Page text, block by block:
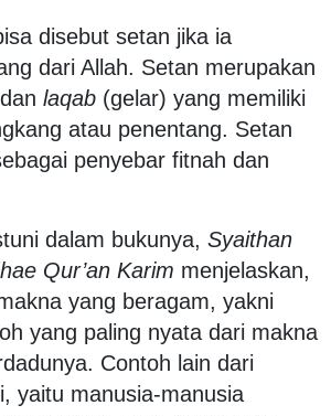
disebut setan jika ia
dari Allah. Setan merupakan
laqab (gelar) yang memiliki
atau penentang. Setan
penyebar fitnah dan
dalam bukunya, Syaithan
Qur’an Karim menjelaskan,
yang beragam, yakni
yang paling nyata dari makna
Contoh lain dari
yaitu manusia-manusia